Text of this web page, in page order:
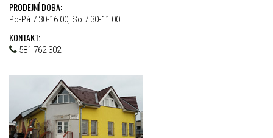
PRODEJNÍ DOBA:
Po-Pá 7:30-16:00, So 7:30-11:00
KONTAKT:
581 762 302